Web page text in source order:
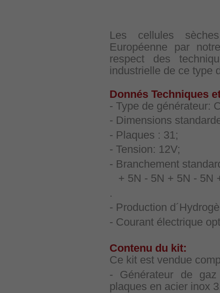
Les cellules
Européenne par
respect des
industrielle de ce type
Donnés Techniques
- Type de générateur:
- Dimensions
- Plaques : 31;
- Tension: 12V;
- Branchement
+ 5N - 5N + 5N - 5N
.
- Production
- Courant électrique
Contenu du kit:
Ce kit est vendue
- Générateur de
plaques en acier inox